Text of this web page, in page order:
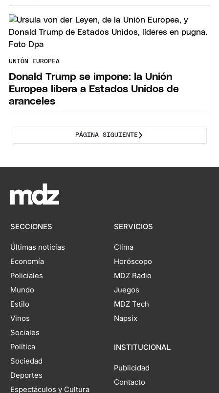
UNIÓN EUROPEA
Donald Trump se impone: la Unión
Europea libera a Estados Unidos de
aranceles
PÁGINA SIGUIENTE
SECCIONES
Últimas noticias
Economía
Policiales
Mundo
Estilo
Vinos
Sociales
Política
Sociedad
Deportes
Espectáculos y Cultura
SERVICIOS
Clima
Horóscopo
MDZ Radio
Juegos
MDZ Tech
Napsix
INSTITUCIONAL
Publicidad
Contacto